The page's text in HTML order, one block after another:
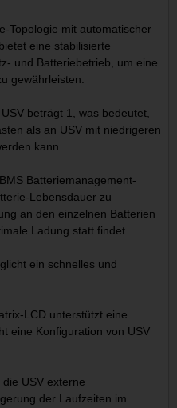
Topologie mit automatischer
eine stabilisierte
und Batteriebetrieb, um eine
gewährleisten.
beträgt 1, was bedeutet,
als an USV mit niedrigeren
kann.
Batteriemanagement-
Lebensdauer zu
an den einzelnen Batterien
Ladung statt findet.
ein schnelles und
LCD unterstützt eine
eine Konfiguration von USV
USV externe
der Laufzeiten im